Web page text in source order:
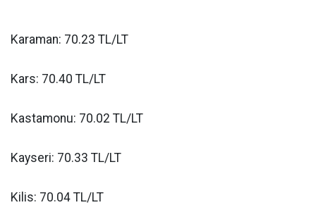
Karaman: 70.23 TL/LT
Kars: 70.40 TL/LT
Kastamonu: 70.02 TL/LT
Kayseri: 70.33 TL/LT
Kilis: 70.04 TL/LT